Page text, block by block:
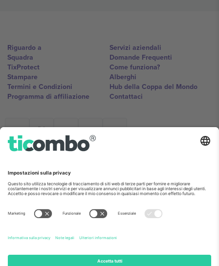
Riguardo a
Squadra
TixProtect
Stampare
Termini e Condizioni
Programma di affiliazione
Servizi aziendali
Domande Frequenti
Come funziona?
Alberghi
Hub della Coppa del Mondo
Contattaci
Ticombo Italia
Mimi Balkanska 132, 1540, Sofia,
base alla località, all'evento e/o al dominio. Per i dettagli controlla la
pagina specifica dell'evento, l'impronta e i termini.,